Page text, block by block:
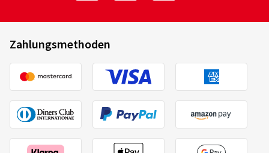
Zahlungsmethoden